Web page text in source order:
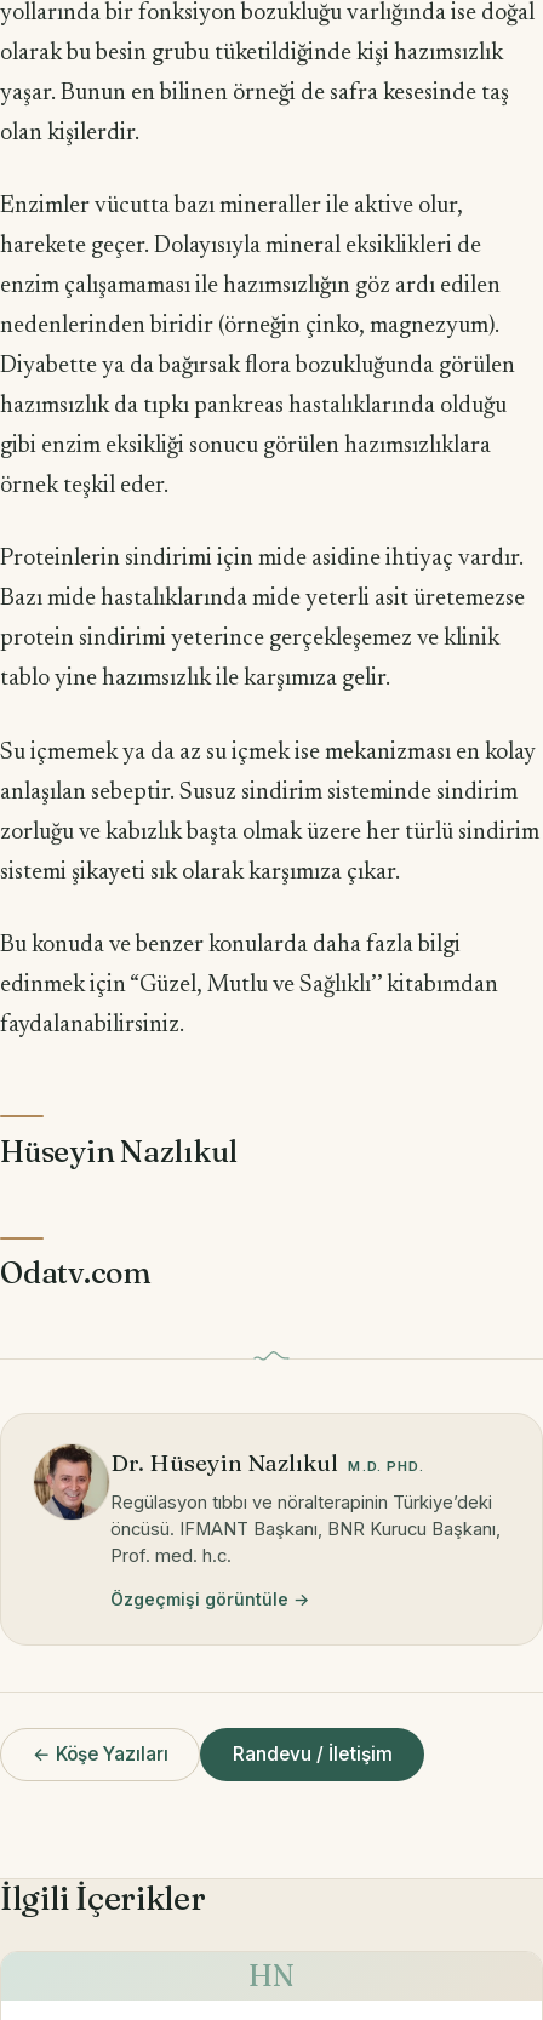
yollarında bir fonksiyon bozukluğu varlığında ise doğal
olarak bu besin grubu tüketildiğinde kişi hazımsızlık
yaşar. Bunun en bilinen örneği de safra kesesinde taş
olan kişilerdir.
Enzimler vücutta bazı mineraller ile aktive olur,
harekete geçer. Dolayısıyla mineral eksiklikleri de
enzim çalışamaması ile hazımsızlığın göz ardı edilen
nedenlerinden biridir (örneğin çinko, magnezyum).
Diyabette ya da bağırsak flora bozukluğunda görülen
hazımsızlık da tıpkı pankreas hastalıklarında olduğu
gibi enzim eksikliği sonucu görülen hazımsızlıklara
örnek teşkil eder.
Proteinlerin sindirimi için mide asidine ihtiyaç vardır.
Bazı mide hastalıklarında mide yeterli asit üretemezse
protein sindirimi yeterince gerçekleşemez ve klinik
tablo yine hazımsızlık ile karşımıza gelir.
Su içmemek ya da az su içmek ise mekanizması en kolay
anlaşılan sebeptir. Susuz sindirim sisteminde sindirim
zorluğu ve kabızlık başta olmak üzere her türlü sindirim
sistemi şikayeti sık olarak karşımıza çıkar.
Bu konuda ve benzer konularda daha fazla bilgi
edinmek için “Güzel, Mutlu ve Sağlıklı’’ kitabımdan
faydalanabilirsiniz.
Hüseyin Nazlıkul
Odatv.com
Dr. Hüseyin Nazlıkul M.D. PHD.
Regülasyon tıbbı ve nöralterapinin Türkiye’deki
öncüsü. IFMANT Başkanı, BNR Kurucu Başkanı,
Prof. med. h.c.
Özgeçmişi görüntüle →
← Köşe Yazıları Randevu / İletişim
İlgili İçerikler
HN